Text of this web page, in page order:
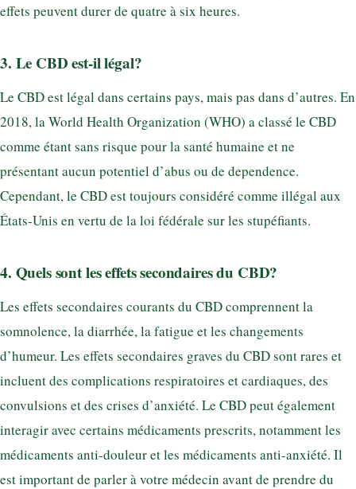
effets peuvent durer de quatre à six heures.
3. Le CBD est-il légal?
Le CBD est légal dans certains pays, mais pas dans d’autres. En
2018, la World Health Organization (WHO) a classé le CBD
comme étant sans risque pour la santé humaine et ne
présentant aucun potentiel d’abus ou de dependence.
Cependant, le CBD est toujours considéré comme illégal aux
États-Unis en vertu de la loi fédérale sur les stupéfiants.
4. Quels sont les effets secondaires du CBD?
Les effets secondaires courants du CBD comprennent la
somnolence, la diarrhée, la fatigue et les changements
d’humeur. Les effets secondaires graves du CBD sont rares et
incluent des complications respiratoires et cardiaques, des
convulsions et des crises d’anxiété. Le CBD peut également
interagir avec certains médicaments prescrits, notamment les
médicaments anti-douleur et les médicaments anti-anxiété. Il
est important de parler à votre médecin avant de prendre du